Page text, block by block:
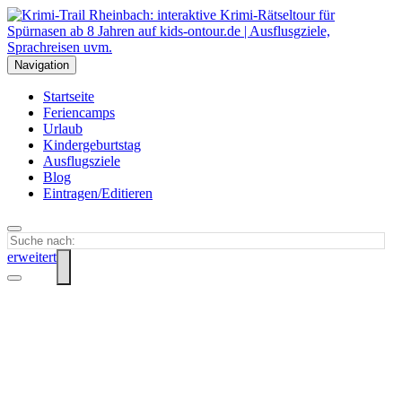
Navigation
Startseite
Feriencamps
Urlaub
Kindergeburtstag
Ausflugsziele
Blog
Eintragen/Editieren
erweitert